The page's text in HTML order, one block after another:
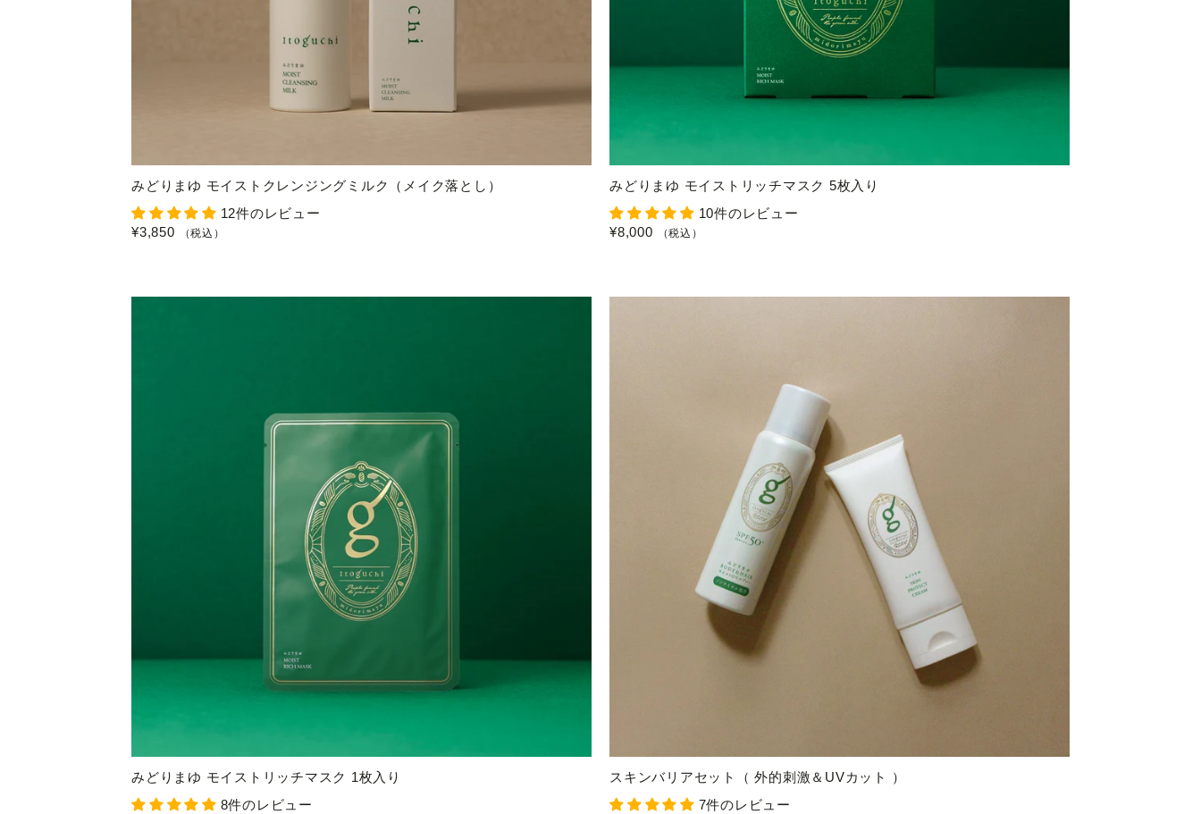
みどりまゆ モイストクレンジングミルク（メイク落とし）
12件のレビュー
¥3,850
（税込）
みどりまゆ モイストリッチマスク 5枚入り
10件のレビュー
¥8,000
（税込）
みどりまゆ モイストリッチマスク 1枚入り
8件のレビュー
スキンバリアセット（ 外的刺激＆UVカット ）
7件のレビュー